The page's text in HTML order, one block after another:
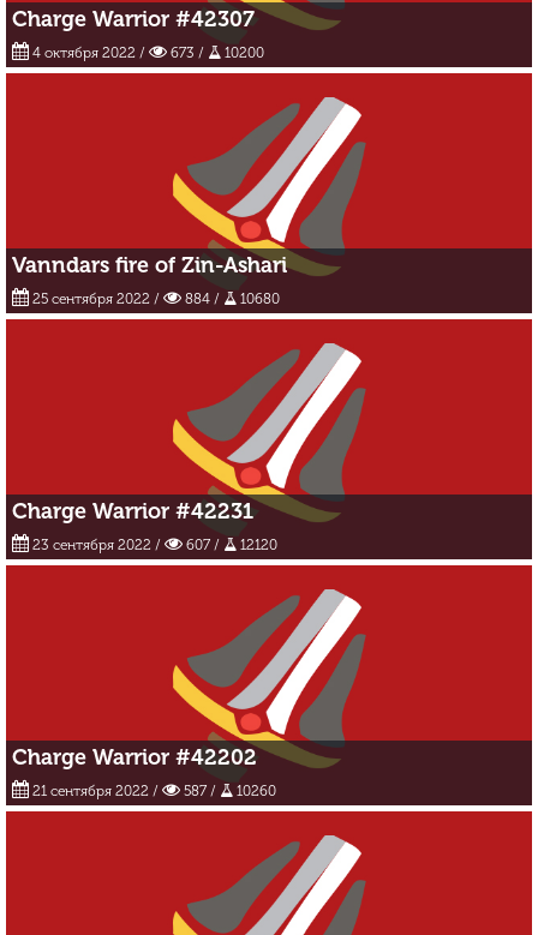
Charge Warrior #42307
4 октября 2022 / 673 / 10200
Vanndars fire of Zin-Ashari
25 сентября 2022 / 884 / 10680
Charge Warrior #42231
23 сентября 2022 / 607 / 12120
Charge Warrior #42202
21 сентября 2022 / 587 / 10260